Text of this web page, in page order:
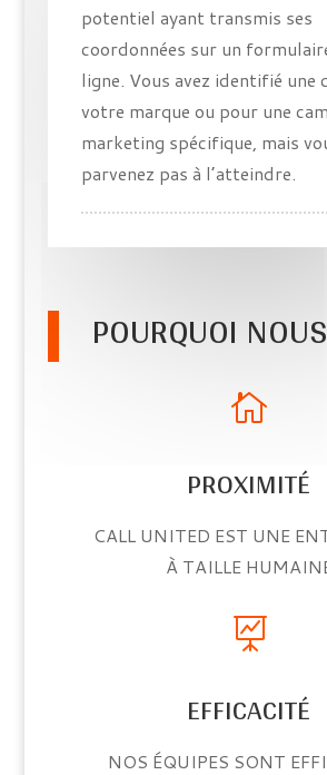
potentiel ayant transmis ses
coordonnées sur un
ligne. Vous avez identifié une
votre marque ou pour une
marketing spécifique, mais
parvenez pas à l’atteindre.
POURQUOI

PROXIMITÉ
CALL UNITED EST UNE
À TAILLE

EFFICACITÉ
NOS ÉQUIPES SONT